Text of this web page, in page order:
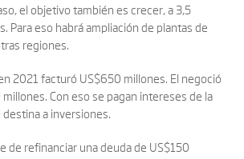
el objetivo también es crecer, a 3,5
Para eso habrá ampliación de plantas de
regiones.
2021 facturó US$650 millones. El negoció
Con eso se pagan intereses de la
a inversiones.
de refinanciar una deuda de US$150